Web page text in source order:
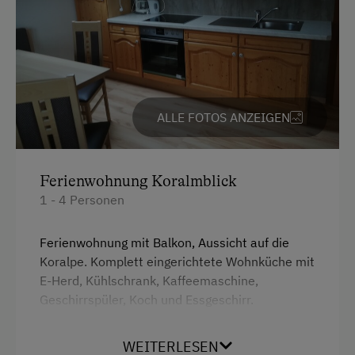
Bauernstube
Butter rühren
Familienanschluss
Garten/Wiese
Hausgarten
Mithilfe am Hof
Stallbekleidung
Traktorfahrten
ALLE FOTOS ANZEIGEN
Ferienwohnung Koralmblick
1 - 4 Personen
Ferienwohnung mit Balkon, Aussicht auf die
Koralpe. Komplett eingerichtete Wohnküche mit
E-Herd, Kühlschrank, Kaffeemaschine,
Geschirrspüler, Koch und Essgeschirr.
Wohnlandschaft mit integriertem Doppelbett
WEITERLESEN